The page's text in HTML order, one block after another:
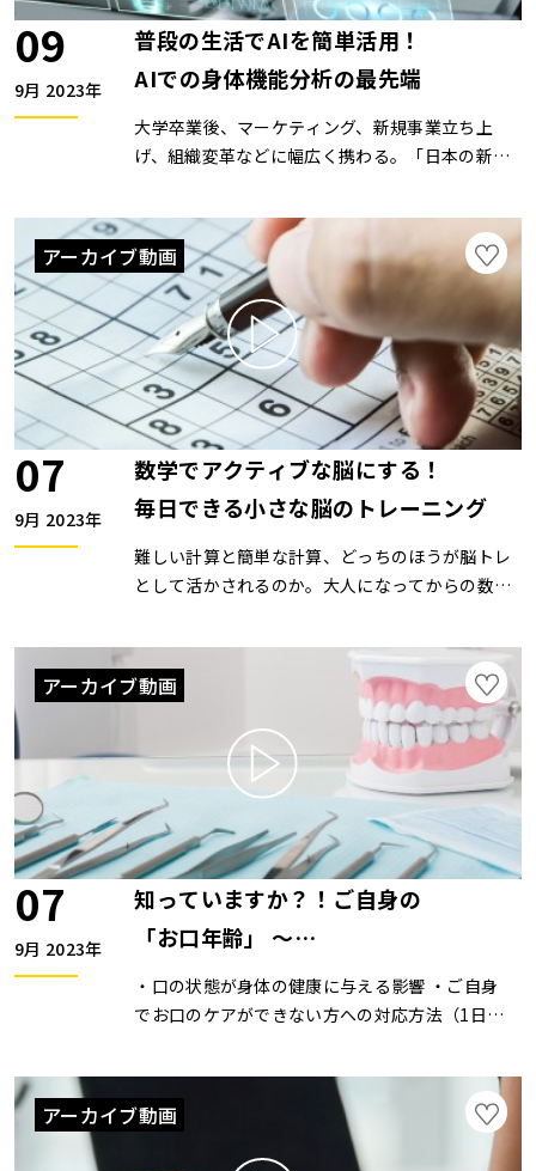
護師の転職・派遣にまつわる課題に直面。現在で
は、看護師の働き方に関する事業運営、フリーで
働く看護師の支援事業に携わっている。ZOOMセ
09
9月 2023年
普段の生活でAIを簡単活用！
AIでの身体機能分析の最先端
大学卒業後、マーケティング、新規事業立ち上
げ、組織変革などに幅広く携わる。「日本の新し
え、2019年にエクサウィザーズへ入社。現在
は、執行役員、CareWiz事業部長（介護領域）、
株式会社スタジアム、株式会社エクサホームケア
代表取締役に従事。ZOOMセミナーは開催してい
ません。
アーカイブ動画
07
9月 2023年
数学でアクティブな脳にする！
毎日できる小さな脳のトレーニング
難しい計算と簡単な計算、どっちのほうが脳トレ
として活かされるのか。大人になってからの数学
た、ご自宅で、数分で、お一人でもご家族とも一
緒にできる数学ゲームや計算遊びを紹介します。
実際にトランプや紙などを使って実践して、取り
組むイメージをお持ちいただきます。早稲田大学
大学院では、数学応用数理を専攻。卒業後、算
数・数学の楽しさを伝える（株）math channel
を設立。こども向け算数教室の運営だけでなく、
企業に対しコンテンツ開発なども行っている。日
本お笑い数学協会副会長、公益財団法人日本数学
検定協会認定幼児さんすうシニアインストラクタ
ーにも従事。ZOOMセミナーは開催していませ
アーカイブ動画
07
9月 2023年
知っていますか？！ご自身の
「お口年齢」 〜
お口の健康に必要な知識〜
・口の状態が身体の健康に与える影響 ・ご自身
でお口のケアができない方への対応方法（1日1
歯科衛生士・Dキャリアプラス代表・健康咀嚼運
動指導士。幅広い世代や多職種に向けた口腔保健
セミナーを多数実施している。歯科衛生士養成校
での口腔ケア・摂食嚥下授業を行い、歯科衛生士
アーカイブ動画